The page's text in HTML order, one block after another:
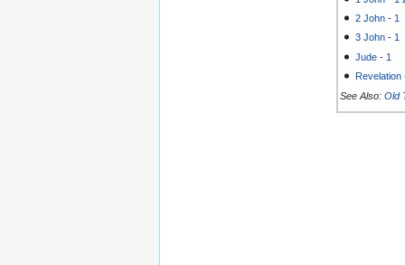
2 John - 1
3 John -1
Jude - 1
Revelation
See Also: Old